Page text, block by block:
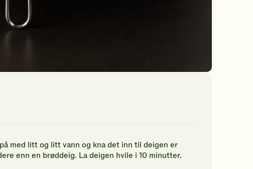
med litt og litt vann og kna det inn til deigen er
enn en brøddeig. La deigen hvile i 10 minutter.